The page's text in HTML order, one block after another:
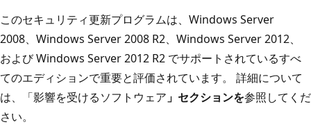
このセキュリティ更新プログラムは、Windows Server
2008、Windows Server 2008 R2、Windows Server 2012、
および Windows Server 2012 R2 でサポートされているすべ
てのエディションで重要と評価されています。 詳細について
は、「影響を受けるソフトウェア 」セクションを参照してくだ
さい。